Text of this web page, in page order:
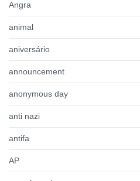
Angra
animal
aniversário
announcement
anonymous day
anti nazi
antifa
AP